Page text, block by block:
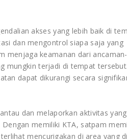
akses yang lebih baik di
dan mengontrol siapa saja yang
menjaga keamanan dari ancaman-
mungkin terjadi di tempat tersebut.
dapat dikurangi secara
dan melaporkan aktivitas yang
memiliki KTA, satpam
mencurigakan di area yang